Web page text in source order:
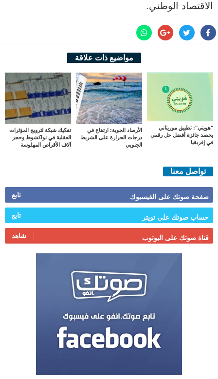
الاقتصاد الوطني.
مواضيع ذات علاقة
"هويتي": تطبيق موريتاني
يحصد جائزة أفضل حل رقمي
في إفريقيا
الأرصاد الجوية: ارتفاع في
درجات الحرارة على الشريط
الجنوبي
تفكيك شبكة لترويج المؤثرات
العقلية في نواكشوط وحجز
آلاف الأقراص المهلوسة
تواصل معنا
صفحة صوتك على الفيسبوك تابع
حساب صوتك على تويتر تابع
قناة صوتك على اليوتوب شاهد